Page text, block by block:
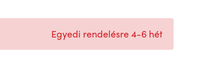
Egyedi rendelésre 4-6 hét